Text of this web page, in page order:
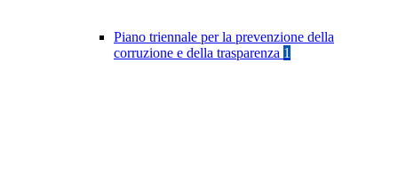
Piano triennale per la prevenzione della
corruzione e della trasparenza 1